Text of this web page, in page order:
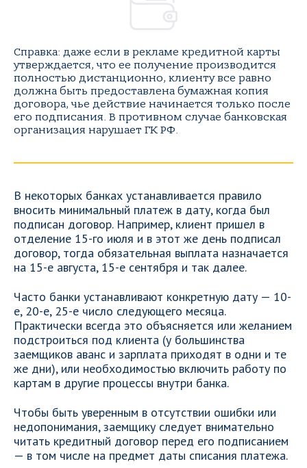
Справка: даже если в рекламе кредитной карты
утверждается, что ее получение производится
полностью дистанционно, клиенту все равно
должна быть предоставлена бумажная копия
договора, чье действие начинается только после
его подписания. В противном случае банковская
организация нарушает ГК РФ.
В некоторых банках устанавливается правило
вносить минимальный платеж в дату, когда был
подписан договор. Например, клиент пришел в
отделение 15-го июля и в этот же день подписал
договор, тогда обязательная выплата назначается
на 15-е августа, 15-е сентября и так далее.
Часто банки устанавливают конкретную дату — 10-
е, 20-е, 25-е число следующего месяца.
Практически всегда это объясняется или желанием
подстроиться под клиента (у большинства
заемщиков аванс и зарплата приходят в одни и те
же дни), или необходимостью включить работу по
картам в другие процессы внутри банка.
Чтобы быть уверенным в отсутствии ошибки или
недопонимания, заемщику следует внимательно
читать кредитный договор перед его подписанием
— в том числе на предмет даты списания платежа.